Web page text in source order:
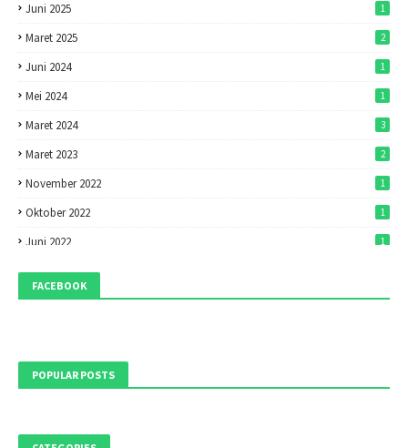
Juni 2025 1
Maret 2025 2
Juni 2024 1
Mei 2024 1
Maret 2024 3
Maret 2023 2
November 2022 1
Oktober 2022 1
Juni 2022 1
Mei 2022
April 2022 7
Februari 2022
Desember 2021 1
FACEBOOK
POPULAR POSTS